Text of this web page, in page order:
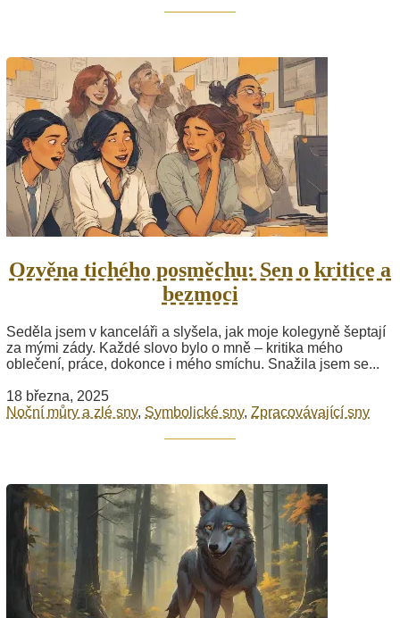
Ozvěna tichého posměchu: Sen o kritice a
bezmoci
Seděla jsem v kanceláři a slyšela, jak moje kolegyně šeptají
za mými zády. Každé slovo bylo o mně – kritika mého
oblečení, práce, dokonce i mého smíchu. Snažila jsem se...
18 března, 2025
Noční můry a zlé sny, Symbolické sny, Zpracovávající sny